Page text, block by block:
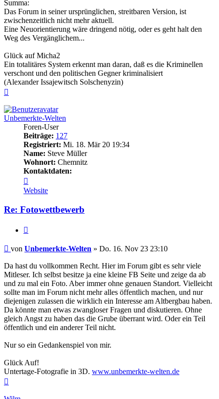
Summa:
Das Forum in seiner ursprünglichen, streitbaren Version, ist
zwischenzeitlich nicht mehr aktuell.
Eine Neuorientierung wäre dringend nötig, oder es geht halt den
Weg des Vergänglichem...
Glück auf Micha2
Ein totalitäres System erkennt man daran, daß es die Kriminellen
verschont und den politischen Gegner kriminalisiert
(Alexander Issajewitsch Solschenyzin)
Unbemerkte-Welten
Foren-User
Beiträge: 127
Registriert: Mi. 18. Mär 20 19:34
Name: Steve Müller
Wohnort: Chemnitz
Kontaktdaten:
von
Unbemerkte-
Welten
Website
Re: Fotowettbewerb
Beitrag
von Unbemerkte-Welten » Do. 16. Nov 23 23:10
Da hast du vollkommen Recht. Hier im Forum gibt es sehr viele
Mitleser. Ich selbst besitze ja eine kleine FB Seite und zeige da ab
und zu mal ein Foto. Aber immer ohne genauen Standort. Vielleicht
sollte man im Forum nicht mehr alles öffentlich machen, und nur
diejenigen zulassen die wirklich ein Interesse am Altbergbau haben.
Da könnte man etwas zwangloser Fragen und diskutieren. Ohne
gleich Angst zu haben das die Grube überrant wird. Oder ein Teil
öffentlich und ein anderer Teil nicht.
Nur so ein Gedankenspiel von mir.
Glück Auf!
Untertage-Fotografie in 3D. www.unbemerkte-welten.de